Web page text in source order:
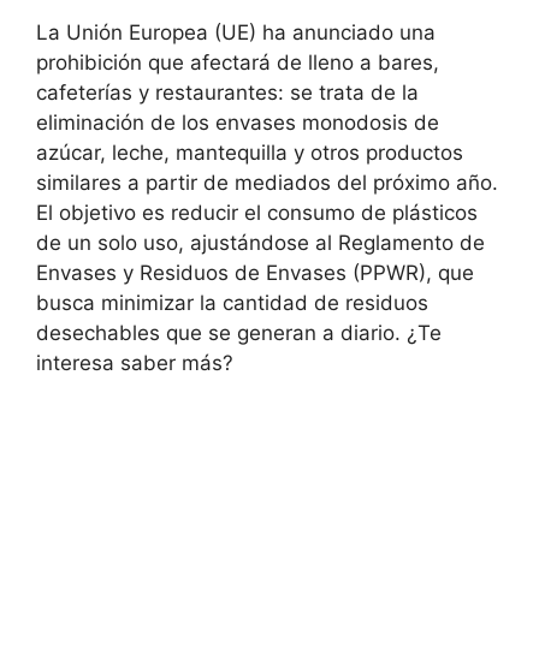
La Unión Europea (UE) ha anunciado una
prohibición que afectará de lleno a bares,
cafeterías y restaurantes: se trata de la
eliminación de los envases monodosis de
azúcar, leche, mantequilla y otros productos
similares a partir de mediados del próximo año.
El objetivo es reducir el consumo de plásticos
de un solo uso, ajustándose al Reglamento de
Envases y Residuos de Envases (PPWR), que
busca minimizar la cantidad de residuos
desechables que se generan a diario. ¿Te
interesa saber más?